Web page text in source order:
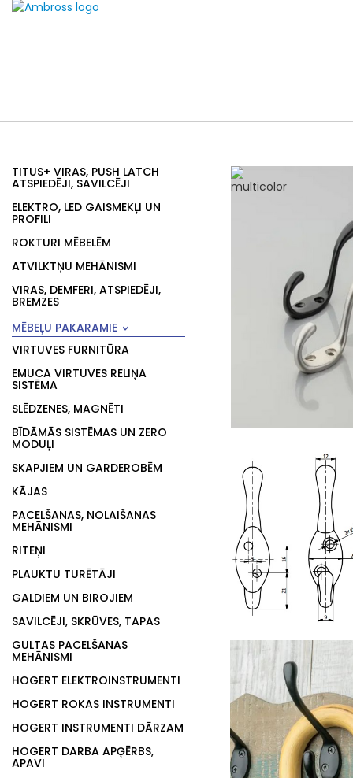
TITUS+ VIRAS, PUSH LATCH
ATSPIEDĒJI, SAVILCĒJI
ELEKTRO, LED GAISMEKĻI UN
PROFILI
ROKTURI MĒBELĒM
ATVILKTŅU MEHĀNISMI
VIRAS, DEMFERI, ATSPIEDĒJI,
BREMZES
MĒBEĻU PAKARAMIE
VIRTUVES FURNITŪRA
EMUCA VIRTUVES RELIŅA
SISTĒMA
SLĒDZENES, MAGNĒTI
BĪDĀMĀS SISTĒMAS UN ZERO
MODUĻI
SKAPJIEM UN GARDEROBĒM
KĀJAS
PACELŠANAS, NOLAIŠANAS
MEHĀNISMI
RITEŅI
PLAUKTU TURĒTĀJI
GALDIEM UN BIROJIEM
SAVILCĒJI, SKRŪVES, TAPAS
GULTAS PACELŠANAS
MEHĀNISMI
HOGERT ELEKTROINSTRUMENTI
HOGERT ROKAS INSTRUMENTI
HOGERT INSTRUMENTI DĀRZAM
HOGERT DARBA APĢĒRBS,
APAVI